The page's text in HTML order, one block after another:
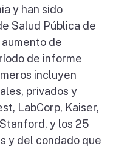
y han sido
Salud Pública de
de
de informe
incluyen
privados y
LabCorp, Kaiser,
y los 25
y del condado que